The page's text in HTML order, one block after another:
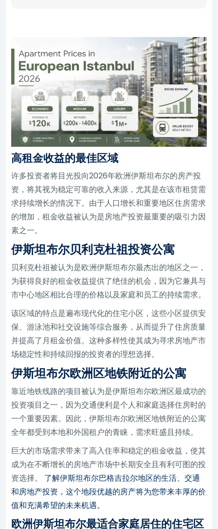
高租金收益的最佳区域
许多投资者将目光投向2026年欧洲伊斯坦布尔的房产投
资，将其视为稳定可靠的收入来源，尤其是在该市租赁需
求持续增长的情况下。由于人口增长和重要地区住房需求
的增加，租金收益被认为是房地产投资最重要的吸引力因
素之一。
伊斯坦布尔贝利克杜祖投资公寓
贝利克杜祖被认为是欧洲伊斯坦布尔最杰出的地区之一，
为获得良好的租金收益提供了绝佳的机会，因为它兼具与
市中心地区相比合理的价格以及家庭和员工的持续需求。
该区域的特点是遍布现代化的住宅小区，这些小区提供安
保、游泳池和社交设施等综合服务，从而提升了住房质量
并提高了月租金价值。这种多样性使其成为寻求房地产市
场稳定性和持续回报的投资者的理想选择。
伊斯坦布尔欧洲区地铁附近的公寓
靠近地铁线路的项目被认为是伊斯坦布尔欧洲区最成功的
投资项目之一，因为交通便利是个人和家庭选择住房时的
一个重要因素。因此，伊斯坦布尔欧洲区地铁附近的公寓
全年都受到本地和外国租户的青睐，需求旺盛且持续。
巨大的市场需求带来了高入住率和稳定的租金收益，使其
成为在不断增长的房地产市场中长期安全且有利可图的投
资选择。 了解伊斯坦布尔巴格吉拉尔地区的生活、交通
和房地产投资，这个地段优越的房产将为您带来丰厚的价
值和充满希望的未来机遇。
欧洲伊斯坦布尔最适合家庭居住的住宅区